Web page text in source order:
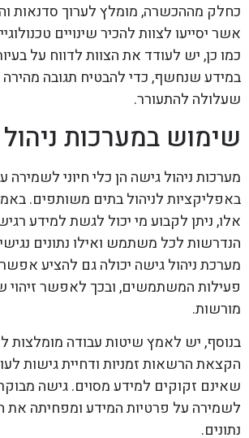
כחלק מההכשרה, מומלץ לערוך סדנאות
אשר יסייעו לצוות להכיר שינויים
כמו כן, יש לעודד את הצוות לדווח על
במידע שנחשף, כדי להבטיח תגובה מהירה
שעלולה להתעורר.
שימוש במערכות
מערכות ניהול גישה הן כלי חיוני לשמירה
באפליקציות לניהול בתים משותפים.
אלו, ניתן לקבוע מי יכול לגשת למידע
הנדרשות לכל משתמש ואילו נתונים
מערכת ניהול גישה יכולה גם להציע
פעילות המשתמשים, ובכך לאפשר זיהוי
מורשות.
בנוסף, יש לאמץ שיטות עבודה מומלצות
הקצאת הרשאות זמניות ודחיית גישות
שאינם זקוקים למידע מסוים. גישה
לשמירה על פרטיות המידע ומפחיתה את
נתונים.